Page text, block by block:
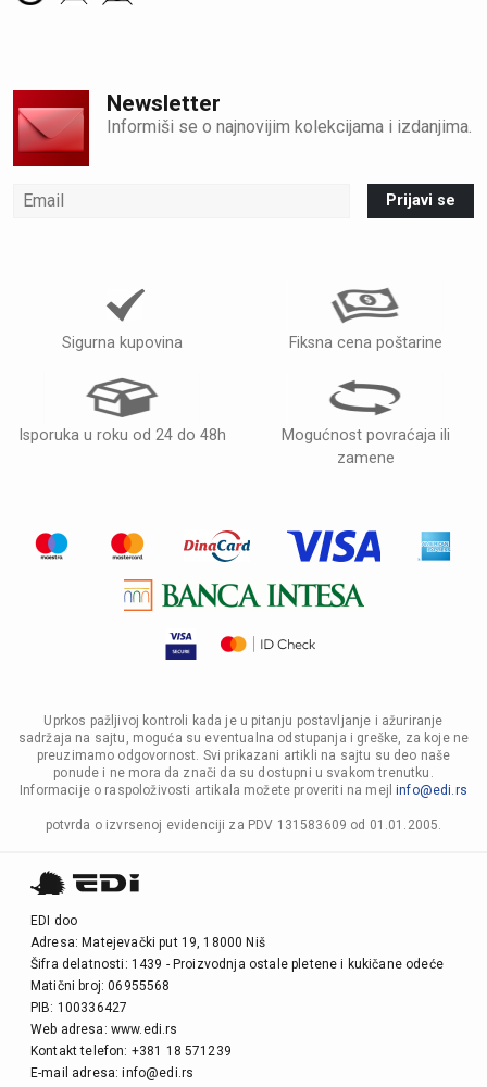
Newsletter
Informiši se o najnovijim kolekcijama i izdanjima.
Prijavi se
Sigurna kupovina Fiksna cena poštarine
Isporuka u roku od 24 do 48h
Mogućnost povraćaja ili
zamene
Uprkos pažljivoj kontroli kada je u pitanju postavljanje i ažuriranje
sadržaja na sajtu, moguća su eventualna odstupanja i greške, za koje ne
preuzimamo odgovornost. Svi prikazani artikli na sajtu su deo naše
ponude i ne mora da znači da su dostupni u svakom trenutku.
Informacije o raspoloživosti artikala možete proveriti na mejlinfo@edi.rs
potvrda o izvrsenoj evidenciji za PDV 131583609 od 01.01.2005.
EDI doo
Adresa: Matejevački put 19, 18000 Niš
Šifra delatnosti: 1439 - Proizvodnja ostale pletene i kukičane odeće
Matični broj: 06955568
PIB: 100336427
Web adresa: www.edi.rs
Kontakt telefon: +381 18 571239
E-mail adresa: info@edi.rs